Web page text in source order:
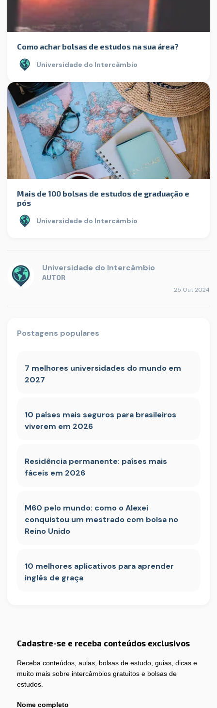
Como achar bolsas de estudos na sua área?
Universidade do Intercâmbio
Mais de 100 bolsas de estudos de graduação e
pós
Universidade do Intercâmbio
Universidade do Intercâmbio
AUTOR
25 Out 2024
Postagens populares
7 melhores universidades do mundo em
2027
10 países mais seguros para brasileiros
viverem em 2026
Residência permanente: países mais
fáceis em 2026
M60 pelo mundo: como o Alexei
conquistou um mestrado com bolsa no
Reino Unido
10 melhores aplicativos para aprender
inglês de graça
Cadastre-se e receba conteúdos exclusivos
Receba conteúdos, aulas, bolsas de estudo, guias, dicas e
muito mais sobre intercâmbios gratuitos e bolsas de
estudos.
Nome completo